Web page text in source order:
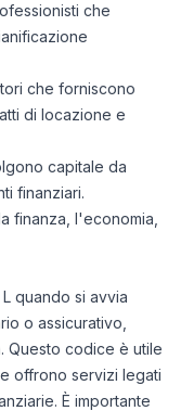
che
che forniscono
di locazione e
capitale da
finanziari.
finanza, l'economia,
quando si avvia
o assicurativo,
Questo codice è utile
offrono servizi legati
È importante